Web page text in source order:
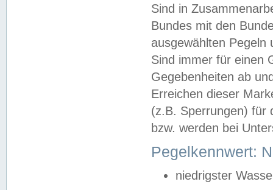
Sind in
Bundes mit den
ausgewählten
Sind immer für einen
Gegebenheiten ab
Erreichen dieser
(z.B. Sperrungen) für
bzw. werden bei
Pegelkennwert:
niedrigster